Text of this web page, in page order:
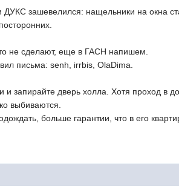
зашевелился: нащельники на окна
не сделают, еще в ГАСН напишем.
письма: senh, irrbis, OlaDima.
запирайте дверь холла. Хотя проход в
выбиваются.
больше гарантии, что в его